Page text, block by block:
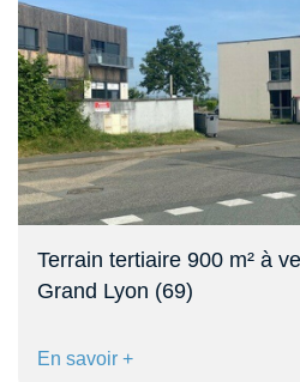
Terrain tertiaire 900 m² à
Grand Lyon (69)
En savoir +